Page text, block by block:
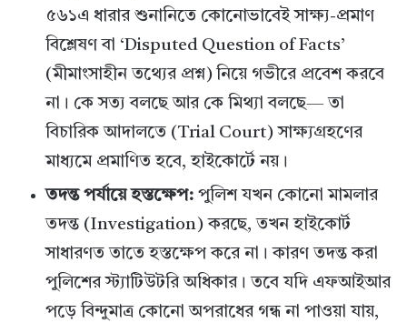
৫৬১এ ধারার শুনানিতে কোনোভাবেই সাক্ষ্য-প্রমাণ
বিশ্লেষণ বা ‘Disputed Question of Facts’
(মীমাংসাহীন তথ্যের প্রশ্ন) নিয়ে গভীরে প্রবেশ করবে
না। কে সত্য বলছে আর কে মিথ্যা বলছে— তা
বিচারিক আদালতে (Trial Court) সাক্ষ্যগ্রহণের
মাধ্যমে প্রমাণিত হবে, হাইকোর্টে নয়।
তদন্ত পর্যায়ে হস্তক্ষেপ: পুলিশ যখন কোনো মামলার
তদন্ত (Investigation) করছে, তখন হাইকোর্ট
সাধারণত তাতে হস্তক্ষেপ করে না। কারণ তদন্ত করা
পুলিশের স্ট্যাটিউটরি অধিকার। তবে যদি এফআইআর
পড়ে বিন্দুমাত্র কোনো অপরাধের গন্ধ না পাওয়া যায়,